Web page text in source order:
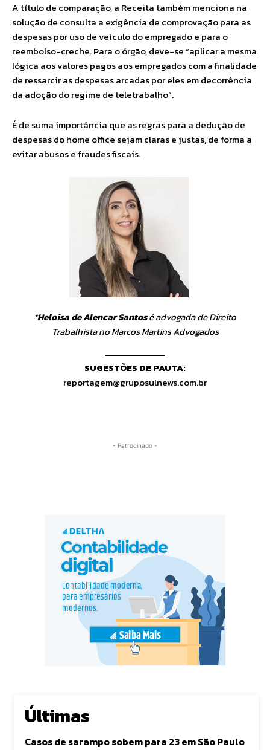
A título de comparação, a Receita também menciona na
solução de consulta a exigência de comprovação para as
despesas por uso de veículo do empregado e para o
reembolso-creche. Para o órgão, deve-se “aplicar a mesma
lógica aos valores pagos aos empregados com a finalidade
de ressarcir as despesas arcadas por eles em decorrência
da adoção do regime de teletrabalho”.
É de suma importância que as regras para a dedução de
despesas do home office sejam claras e justas, de forma a
evitar abusos e fraudes fiscais.
*Heloisa de Alencar Santosé advogada de Direito
Trabalhista no Marcos Martins Advogados
SUGESTÕES DE PAUTA:
reportagem@gruposulnews.com.br
- Patrocinado -
Últimas
Casos de sarampo sobem para 23 em São Paulo